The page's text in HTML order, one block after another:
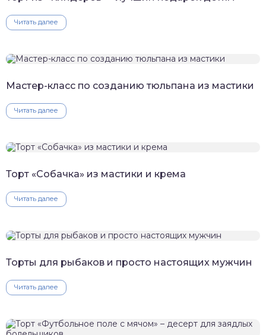
Читать далее
Мастер-класс по созданию тюльпана из мастики
Читать далее
Торт «Собачка» из мастики и крема
Читать далее
Торты для рыбаков и просто настоящих мужчин
Читать далее